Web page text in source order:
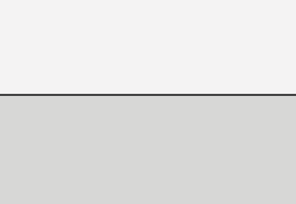
[LS] [PS5] Le WebKit